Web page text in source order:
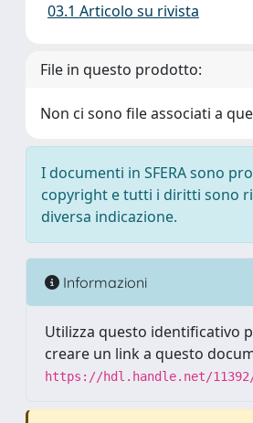
03.1 Articolo su rivista
File in questo prodotto:
Non ci sono file associati a
I documenti in SFERA sono
copyright e tutti i diritti sono
diversa indicazione.
Informazioni
Utilizza questo identificativo
creare un link a questo
https://hdl.handle.net/11392/